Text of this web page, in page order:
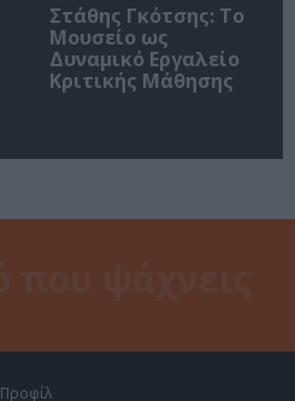
Στάθης Γκότσης: Το
Μουσείο ως
Δυναμικό Εργαλείο
Κριτικής Μάθησης
Προφίλ